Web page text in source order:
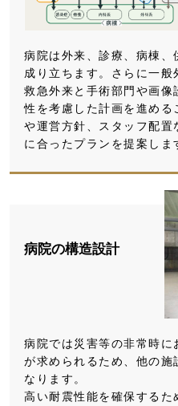
病院は外来、診療、病棟、
成り立ちます。さらに一般
救急外来と手術部門や画
性を考慮した計画を進め
や運営方針、スタッフ配置
に合ったプランを提案しま
病院の構造設計
病院では災害等の非常時に
が求められるため、他の施
なります。
高い耐震性能を確保する